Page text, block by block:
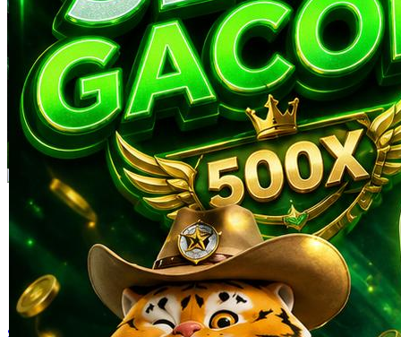
Skip to the beginning of the images gallery